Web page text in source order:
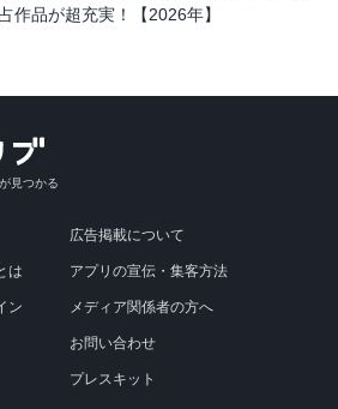
作品が超充実！【2026年】
見つかる
は
ン
広告掲載について
アプリの宣伝・集客方法
メディア関係者の方へ
お問い合わせ
プレスキット